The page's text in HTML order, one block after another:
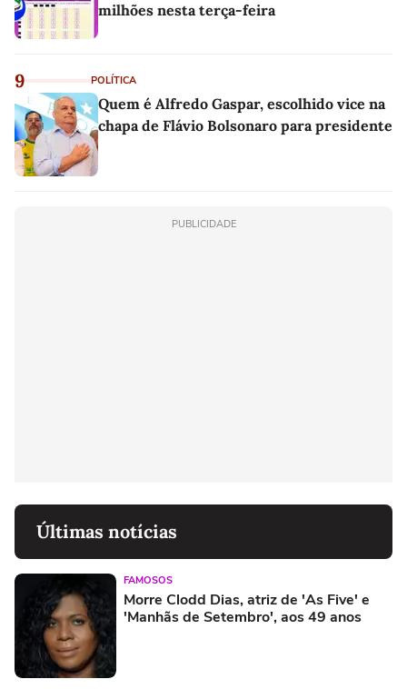
milhões nesta terça-feira
9 POLÍTICA
Quem é Alfredo Gaspar, escolhido vice na
chapa de Flávio Bolsonaro para presidente
PUBLICIDADE
Últimas notícias
FAMOSOS
Morre Clodd Dias, atriz de 'As Five' e
'Manhãs de Setembro', aos 49 anos